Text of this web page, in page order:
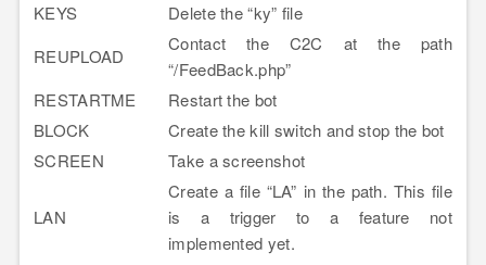
KEYS
Delete the “ky” file
REUPLOAD
Contact the C2C at the path
“/FeedBack.php”
RESTARTME
Restart the bot
BLOCK
Create the kill switch and stop the bot
SCREEN
Take a screenshot
LAN
Create a file “LA” in the path. This file
is a trigger to a feature not
implemented yet.